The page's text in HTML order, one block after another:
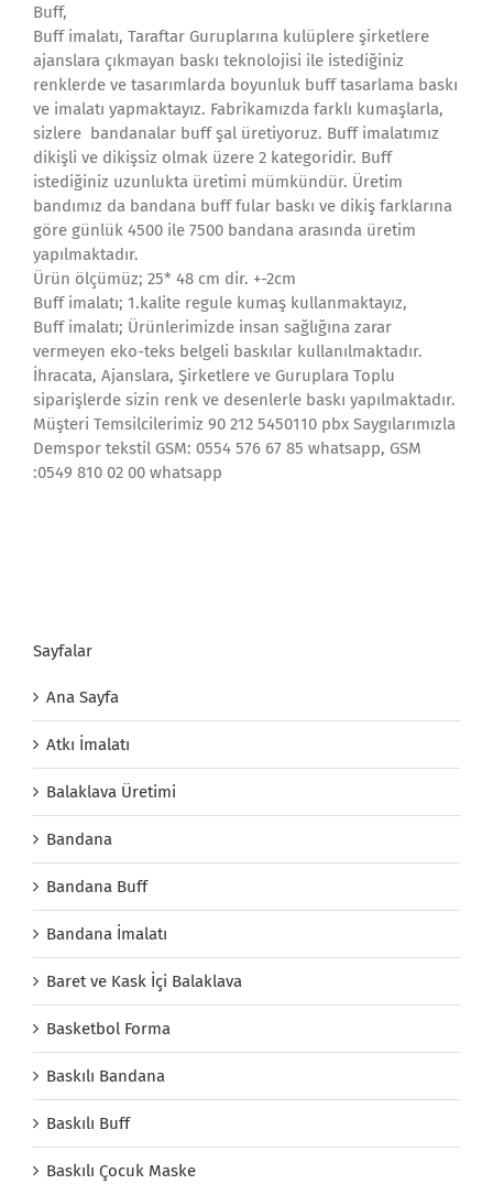
Buff,
Buff imalatı, Taraftar Guruplarına kulüplere şirketlere
ajanslara çıkmayan baskı teknolojisi ile istediğiniz
renklerde ve tasarımlarda boyunluk buff tasarlama baskı
ve imalatı yapmaktayız. Fabrikamızda farklı kumaşlarla,
sizlere bandanalar buff şal üretiyoruz. Buff imalatımız
dikişli ve dikişsiz olmak üzere 2 kategoridir. Buff
istediğiniz uzunlukta üretimi mümkündür. Üretim
bandımız da bandana buff fular baskı ve dikiş farklarına
göre günlük 4500 ile 7500 bandana arasında üretim
yapılmaktadır.
Ürün ölçümüz; 25* 48 cm dir. +-2cm
Buff imalatı; 1.kalite regule kumaş kullanmaktayız,
Buff imalatı; Ürünlerimizde insan sağlığına zarar
vermeyen eko-teks belgeli baskılar kullanılmaktadır.
İhracata, Ajanslara, Şirketlere ve Guruplara Toplu
siparişlerde sizin renk ve desenlerle baskı yapılmaktadır.
Müşteri Temsilcilerimiz 90 212 5450110 pbx Saygılarımızla
Demspor tekstil GSM: 0554 576 67 85 whatsapp, GSM
:0549 810 02 00 whatsapp
Sayfalar
Ana Sayfa
Atkı İmalatı
Balaklava Üretimi
Bandana
Bandana Buff
Bandana İmalatı
Baret ve Kask İçi Balaklava
Basketbol Forma
Baskılı Bandana
Baskılı Buff
Baskılı Çocuk Maske